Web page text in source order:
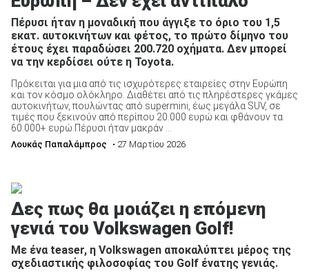
Πέρυσι ήταν η μοναδική που άγγιξε το όριο του 1,5
εκατ. αυτοκινήτων και φέτος, το πρώτο δίμηνο του
έτους έχει παραδώσει 200.720 οχήματα. Δεν μπορεί
να την κερδίσει ούτε η Toyota.
Πρόκειται για μια από τις ισχυρότερες εταιρείες στην Ευρώπη
και τον κόσμο ολόκληρο. Διαθέτει από τις πληρέστερες γκάμες
αυτοκινήτων, πουλώντας από supermini, έως μεγάλα SUV, σε
τιμές που ξεκινούν από περίπου 20.000 ευρώ και φθάνουν τα
60.000+ ευρώ.Πέρυσι ήταν μακράν ...
Λουκάς Παπαλάμπρος • 27 Μαρτίου 2026
Δες πως θα μοιάζει η επόμενη
γενιά του Volkswagen Golf!
Με ένα teaser, η Volkswagen αποκαλύπτει μέρος της
σχεδιαστικής φιλοσοφίας του Golf ένατης γενιάς.